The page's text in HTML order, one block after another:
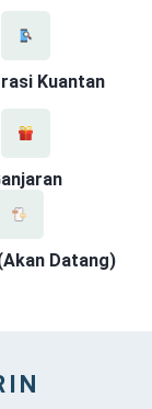
Kuantan
Datang)